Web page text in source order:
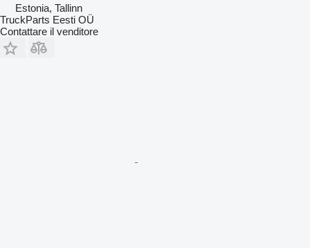
Estonia, Tallinn
TruckParts Eesti OÜ
Contattare il venditore